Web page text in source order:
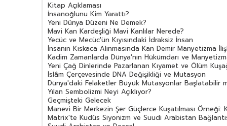
Kitap Açıklaması
İnsanoğlunu Kim Yarattı?
Yeni Dünya Düzeni Ne Demek?
Mavi Kan Kardeşliği Mavi Kanlılar Nerede?
Yecüc ve Mecüc'ün Kıyısındaki İdraksiz İnsan
İnsanın Kıskaca Alınmasında Kan Demir Manyetizma
Kadim Zamanlarda Dünya'nın Hükümdarı ve
Yeni Çağ Dinlerinde Pazarlanan Kıyamet ve Ölüm
İslâm Çerçevesinde DNA Değişikliği ve Mutasyon
Dünya'daki Felaketler Büyük Mutasyonlar Başlatabilir
Yılan Sembolizmi Neyi Açıklıyor?
Geçmişteki Gelecek
Manevi Bir Merkezin Şer Güçlerce Kuşatılması Örneği:
Matrix'te Kudüs Siyonizm ve Suudi Arabistan